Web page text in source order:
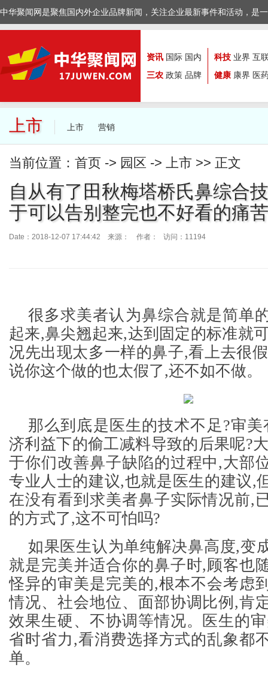
中华聚闻网是聚焦国内外企业品牌新闻，关注企业最新事件和活动，是
资讯 国际 国内
三农 政策 品牌
科技 业界 互
健康 康界 医
上市 上市 营销
当前位置： 首页 -> 园区 -> 上市 >> 正文
自从有了田秋梅塔桥氏鼻综合
于可以告别整完也不好看的痛苦
Date：2018-12-07 17:44:42 来源： 作者： 访问：11194
很多求美者认为鼻综合就是简单
起来,鼻尖翘起来,达到固定的标准就
况先出现太多一样的鼻子,看上去很
说你这个做的也太假了,还不如不做。
那么到底是医生的技术不足?审
济利益下的偷工减料导致的后果呢?
于你们改善鼻子缺陷的过程中,大部
专业人士的建议,也就是医生的建议,
在没有看到求美者鼻子实际情况前,
的方式了,这不可怕吗?
如果医生认为单纯解决鼻高度,变
就是完美并适合你的鼻子时,顾客也
怪异的审美是完美的,根本不会考虑
情况、社会地位、面部协调比例,肯
效果生硬、不协调等情况。医生的
省时省力,看消费选择方式的乱象都
单。